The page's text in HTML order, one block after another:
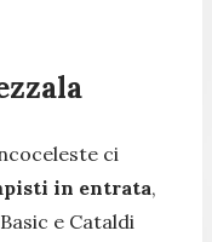
ci
in entrata,
e Cataldi